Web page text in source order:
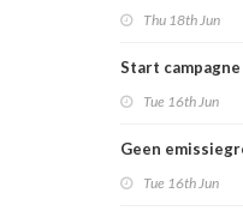
Thu 18th Jun
Start
Tue 16th Jun
Geen
Tue 16th Jun